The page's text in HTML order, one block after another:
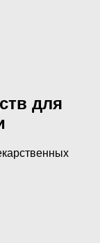
для